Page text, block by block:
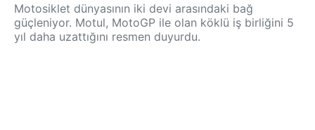
Motosiklet dünyasının iki devi arasındaki bağ
güçleniyor. Motul, MotoGP ile olan köklü iş birliğini 5
yıl daha uzattığını resmen duyurdu.